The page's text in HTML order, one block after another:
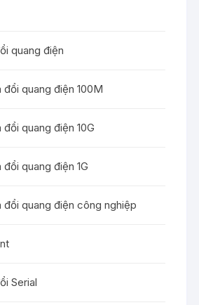
quang điện
đổi quang điện 100M
quang điện 10G
quang điện 1G
đổi quang điện công nghiệp
Serial